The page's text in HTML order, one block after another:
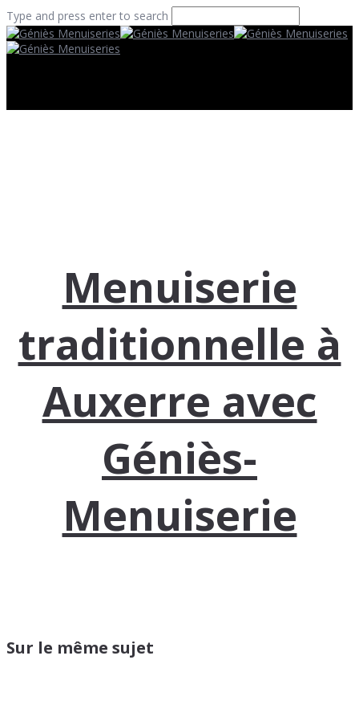
Type and press enter to search
Menuiserie
traditionnelle à
Auxerre avec
Géniès-
Menuiserie
Sur le même sujet